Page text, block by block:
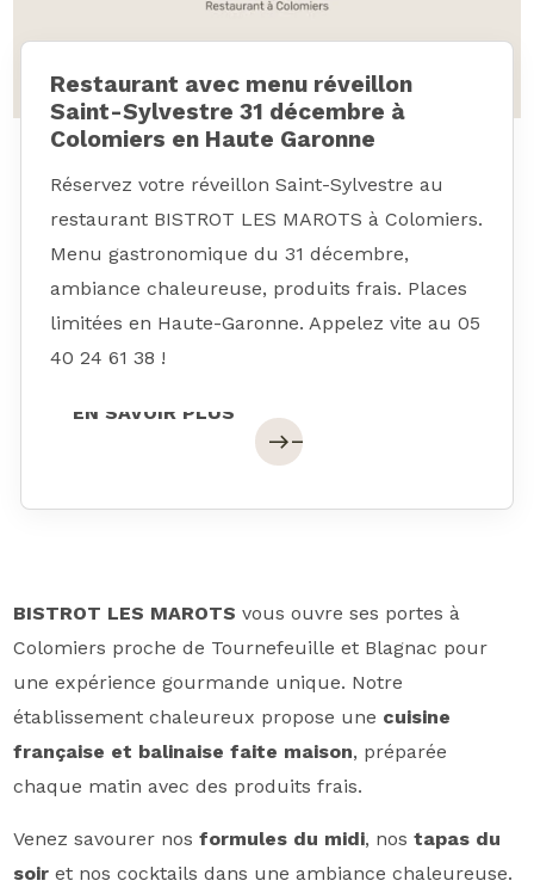
Restaurant avec menu réveillon
Saint-Sylvestre 31 décembre à
Colomiers en Haute Garonne
Réservez votre réveillon Saint-Sylvestre au
restaurant BISTROT LES MAROTS à Colomiers.
Menu gastronomique du 31 décembre,
ambiance chaleureuse, produits frais. Places
limitées en Haute-Garonne. Appelez vite au 05
40 24 61 38 !
EN SAVOIR PLUS
easteast
BISTROT LES MAROTS vous ouvre ses portes à
Colomiers proche de Tournefeuille et Blagnac pour
une expérience gourmande unique. Notre
établissement chaleureux propose une cuisine
française et balinaise faite maison, préparée
chaque matin avec des produits frais.
Venez savourer nosformules du midi, nostapas du
soir et nos cocktails dans une ambiance chaleureuse.